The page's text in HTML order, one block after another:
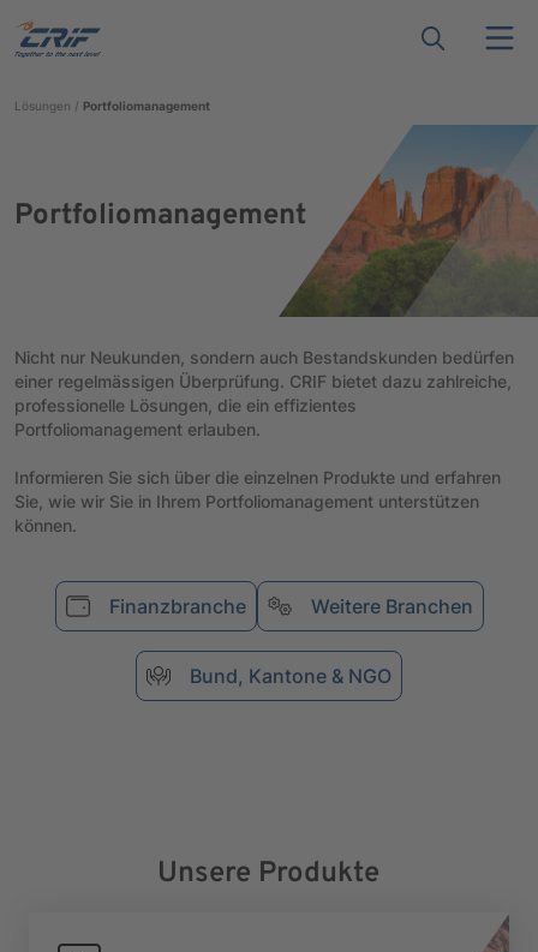
Lösungen Portfoliomanagement
Portfoliomanagement
Nicht nur Neukunden, sondern auch Bestandskunden bedürfen
einer regelmässigen Überprüfung. CRIF bietet dazu zahlreiche,
professionelle Lösungen, die ein effizientes
Portfoliomanagement erlauben.
Informieren Sie sich über die einzelnen Produkte und erfahren
Sie, wie wir Sie in Ihrem Portfoliomanagement unterstützen
können.
Finanzbranche Weitere Branchen
Bund, Kantone & NGO
Unsere Produkte